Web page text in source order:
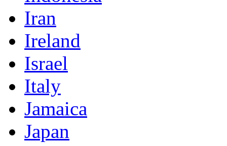
Iran
Ireland
Israel
Italy
Jamaica
Japan